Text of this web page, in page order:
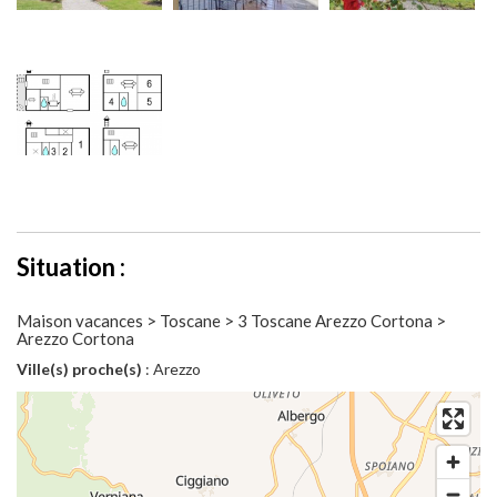
Situation :
Maison vacances > Toscane > 3 Toscane Arezzo Cortona >
Arezzo Cortona
Ville(s) proche(s) : Arezzo